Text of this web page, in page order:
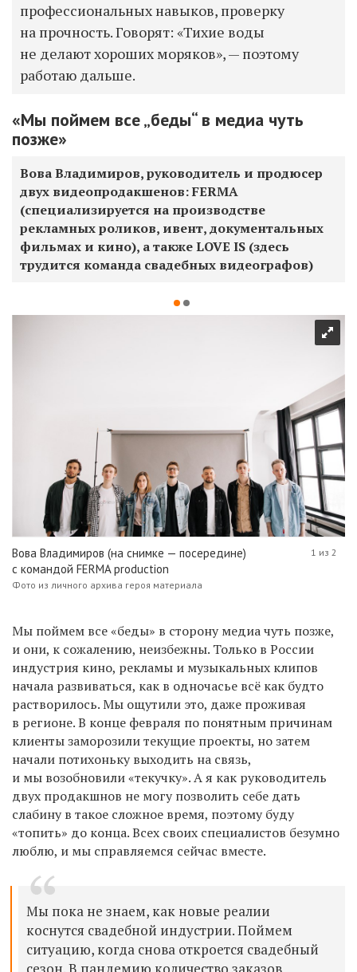
профессиональных навыков, проверку
на прочность. Говорят: «Тихие воды
не делают хороших моряков», — поэтому
работаю дальше.
«Мы поймем все „беды“ в медиа чуть
позже»
Вова Владимиров, руководитель и продюсер
двух видеопродакшенов: FERMA
(специализируется на производстве
рекламных роликов, ивент, документальных
фильмах и кино), а также LOVE IS (здесь
трудится команда свадебных видеографов)
Вова Владимиров (на снимке — посередине)
с командой FERMA production
Фото из личного архива героя материала
1 из 2
Мы поймем все «беды» в сторону медиа чуть позже,
и они, к сожалению, неизбежны. Только в России
индустрия кино, рекламы и музыкальных клипов
начала развиваться, как в одночасье всё как будто
растворилось. Мы ощутили это, даже проживая
в регионе. В конце февраля по понятным причинам
клиенты заморозили текущие проекты, но затем
начали потихоньку выходить на связь,
и мы возобновили «текучку». А я как руководитель
двух продакшнов не могу позволить себе дать
слабину в такое сложное время, поэтому буду
«топить» до конца. Всех своих специалистов безумно
люблю, и мы справляемся сейчас вместе.
Мы пока не знаем, как новые реалии
коснутся свадебной индустрии. Поймем
ситуацию, когда снова откроется свадебный